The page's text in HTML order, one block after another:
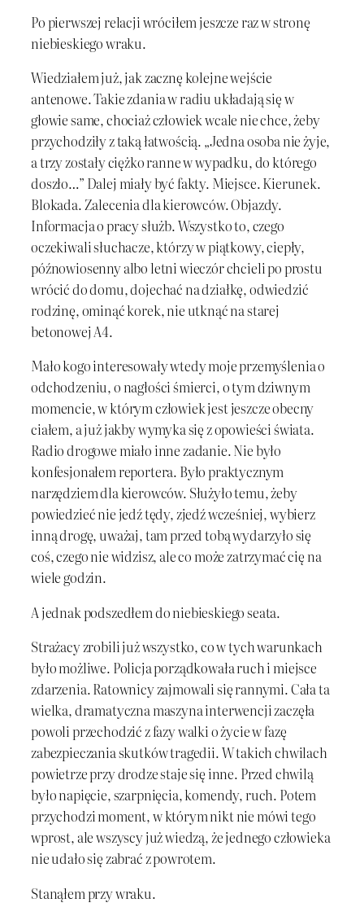
Po pierwszej relacji wróciłem jeszcze raz w stronę
niebieskiego wraku.
Wiedziałem już, jak zacznę kolejne wejście
antenowe. Takie zdania w radiu układają się w
głowie same, chociaż człowiek wcale nie chce, żeby
przychodziły z taką łatwością. „Jedna osoba nie żyje,
a trzy zostały ciężko ranne w wypadku, do którego
doszło…” Dalej miały być fakty. Miejsce. Kierunek.
Blokada. Zalecenia dla kierowców. Objazdy.
Informacja o pracy służb. Wszystko to, czego
oczekiwali słuchacze, którzy w piątkowy, ciepły,
późnowiosenny albo letni wieczór chcieli po prostu
wrócić do domu, dojechać na działkę, odwiedzić
rodzinę, ominąć korek, nie utknąć na starej
betonowej A4.
Mało kogo interesowały wtedy moje przemyślenia o
odchodzeniu, o nagłości śmierci, o tym dziwnym
momencie, w którym człowiek jest jeszcze obecny
ciałem, a już jakby wymyka się z opowieści świata.
Radio drogowe miało inne zadanie. Nie było
konfesjonałem reportera. Było praktycznym
narzędziem dla kierowców. Służyło temu, żeby
powiedzieć nie jedź tędy, zjedź wcześniej, wybierz
inną drogę, uważaj, tam przed tobą wydarzyło się
coś, czego nie widzisz, ale co może zatrzymać cię na
wiele godzin.
A jednak podszedłem do niebieskiego seata.
Strażacy zrobili już wszystko, co w tych warunkach
było możliwe. Policja porządkowała ruch i miejsce
zdarzenia. Ratownicy zajmowali się rannymi. Cała ta
wielka, dramatyczna maszyna interwencji zaczęła
powoli przechodzić z fazy walki o życie w fazę
zabezpieczania skutków tragedii. W takich chwilach
powietrze przy drodze staje się inne. Przed chwilą
było napięcie, szarpnięcia, komendy, ruch. Potem
przychodzi moment, w którym nikt nie mówi tego
wprost, ale wszyscy już wiedzą, że jednego człowieka
nie udało się zabrać z powrotem.
Stanąłem przy wraku.